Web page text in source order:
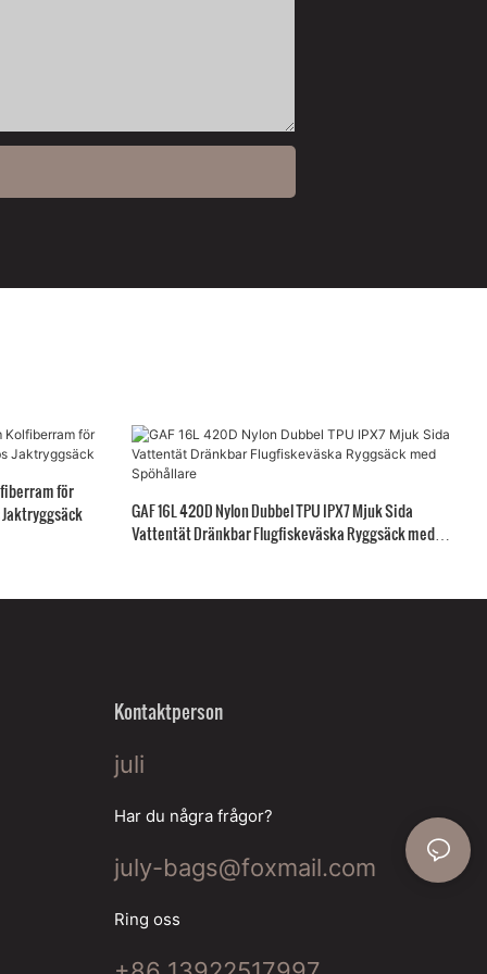
för
GAF 16L 420D Nylon Dubbel TPU IPX7 Mjuk Sida
Vattentät Dränkbar Flugfiskeväska Ryggsäck med
Kontaktperson
juli
Har du några frågor?
july-bags@foxmail.com
Ring oss